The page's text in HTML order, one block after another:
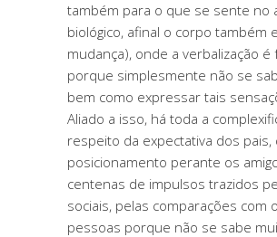
também para o que se sente no
biológico, afinal o corpo também
mudança), onde a verbalização é
porque simplesmente não se
bem como expressar tais
Aliado a isso, há toda a
respeito da expectativa dos pais,
posicionamento perante os
centenas de impulsos trazidos
sociais, pelas comparações com
pessoas porque não se sabe